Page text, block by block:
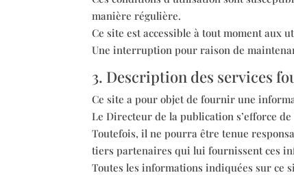
manière régulière.
Ce site est accessible à tout moment aux
Une interruption pour raison de
3. Description des services
Ce site a pour objet de fournir une
Le Directeur de la publication s’efforce
Toutefois, il ne pourra être tenue
tiers partenaires qui lui fournissent ces
Toutes les informations indiquées sur ce